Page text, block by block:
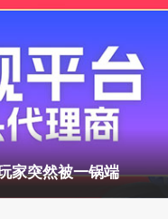
全新 UI 界面，功能模块重
游戏APP
游戏社区化运营，新版强
后台管理系统
游戏、玩家、资金一站管
推广员系统
成
原生开发，快速开播，数
家突然被一锅端
你的游戏推广工作